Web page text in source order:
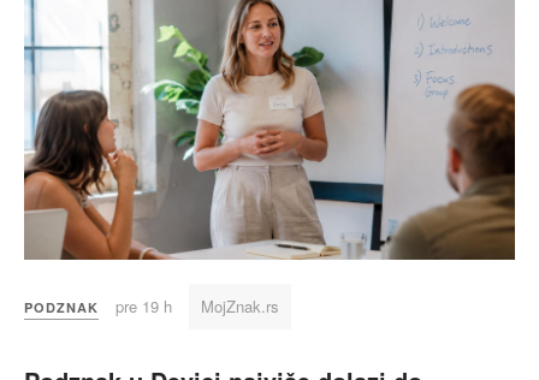
PODZNAK pre 19 h MojZnak.rs